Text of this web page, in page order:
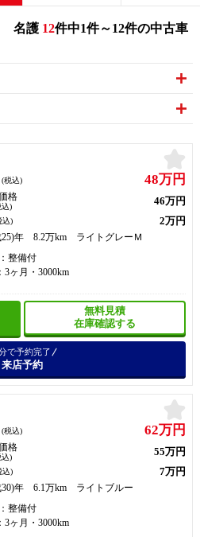
名護12件中1件～12件の中古車
(税込) 48万円
格
込) 46万円
込) 2万円
25)年 8.2万km ライトグレーＭ
整備付
3ヶ月・3000km
無料見積
在庫確認する
で予約完了
来店予約
(税込) 62万円
格
込) 55万円
込) 7万円
30)年 6.1万km ライトブルー
整備付
3ヶ月・3000km